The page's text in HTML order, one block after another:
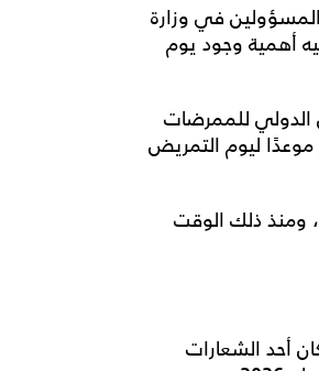
أحد الأفراد المسؤولين في وزارة
أهمية وجود يوم
1965 عندما أقر المجلس الدولي للممرضات
ليوم التمريض
، ومنذ ذلك الوقت
أحد الشعارات